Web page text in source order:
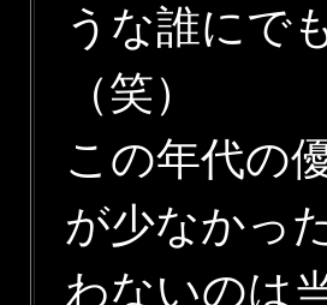
うな誰にで
（笑）
この年代の
が少なかっ
わないのは